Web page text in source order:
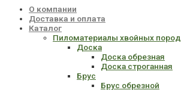
О компании
Доставка и оплата
Каталог
Пиломатериалы хвойных пород
Доска
Доска обрезная
Доска строганная
Брус
Брус обрезной